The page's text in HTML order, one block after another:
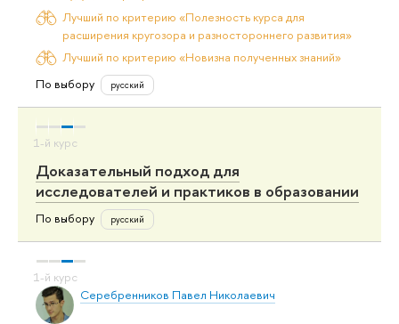
Лучший по критерию «Полезность курса для
расширения кругозора и разностороннего развития»
Лучший по критерию «Новизна полученных знаний»
По выбору
русский
Доказательный подход для
исследователей и практиков в образовании
По выбору русский
Серебренников Павел Николаевич